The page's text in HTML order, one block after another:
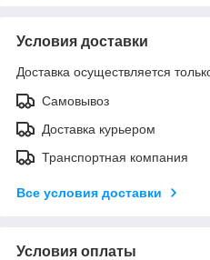
Условия доставки
Доставка осуществляется
Самовывоз
Доставка курьером
Транспортная компания
Все условия доставки
Условия оплаты